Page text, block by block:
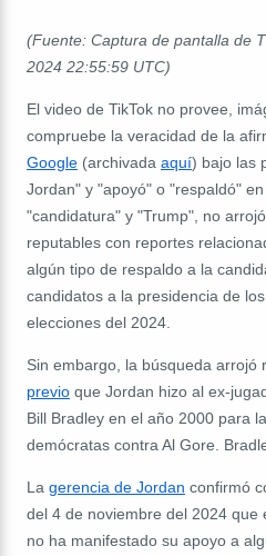
(Fuente: Captura de pantalla de
2024 22:55:59 UTC)
El video de TikTok no provee,
compruebe la veracidad de la
Google (archivada aquí) bajo las
Jordan" y "apoyó" o "respaldó"
"candidatura" y "Trump", no
reputables con reportes
algún tipo de respaldo a la
candidatos a la presidencia de
elecciones del 2024.
Sin embargo, la búsqueda arrojó
previo que Jordan hizo al ex-
Bill Bradley en el año 2000 para
demócratas contra Al Gore.
La gerencia de Jordan confirmó
del 4 de noviembre del 2024 que
no ha manifestado su apoyo a